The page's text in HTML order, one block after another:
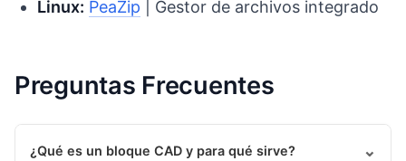
Linux: PeaZip | Gestor de archivos integrado
Preguntas Frecuentes
¿Qué es un bloque CAD y para qué sirve? ⌄